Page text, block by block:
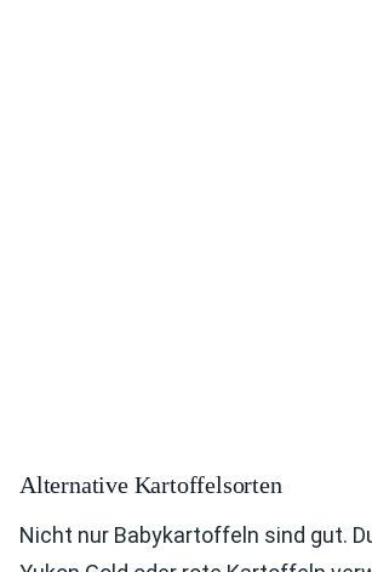
Alternative Kartoffelsorten
Nicht nur Babykartoffeln sind gut.